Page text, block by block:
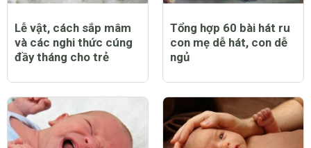
Lễ vật, cách sắp mâm
và các nghi thức cúng
đầy tháng cho trẻ
Tổng hợp 60 bài hát ru
con mẹ dễ hát, con dễ
ngủ